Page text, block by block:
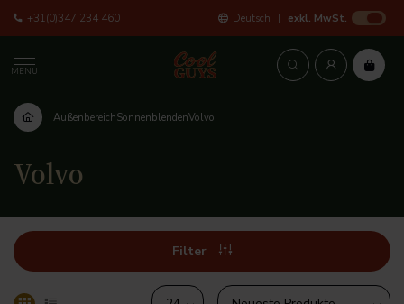
+31(0)347 234 460 Deutsch exkl. MwSt.
MENU
AußenbereichSonnenblendenVolvo
Volvo
Filter